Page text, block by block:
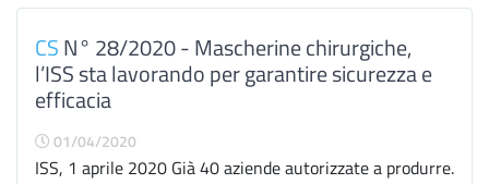
CSN° 28/2020 - Mascherine chirurgiche,
l’ISS sta lavorando per garantire sicurezza e
efficacia
01/04/2020
ISS, 1 aprile 2020 Già 40 aziende autorizzate a produrre.